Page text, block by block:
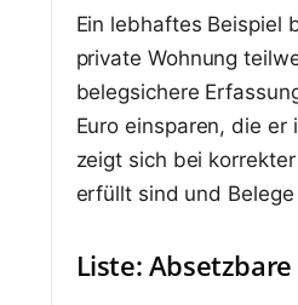
Ein lebhaftes Beispiel
private Wohnung
belegsichere
Euro einsparen, die
zeigt sich bei
erfüllt sind und
Liste: